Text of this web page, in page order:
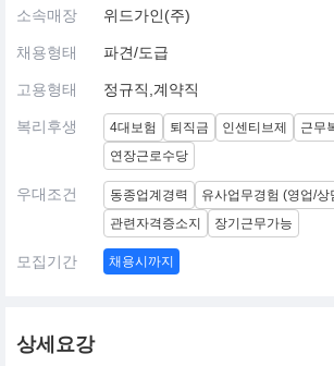
소속매장 위드가인(주)
채용형태 파견/도급
고용형태 정규직,계약직
복리후생 4대보험 퇴직금 인센티브제 근무
연장근로수당
우대조건 동종업계경력 유사업무경험 (영업/상
관련자격증소지
장기근무가능
모집기간 채용시까지
상세요강